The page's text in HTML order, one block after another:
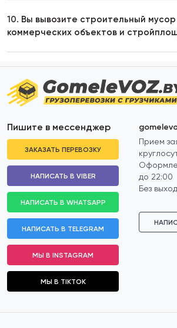
10. Вы вывозите строительный мусор
коммерческих объектов и
Пишите в мессенджер
ЗАКАЗАТЬ ПЕРЕВОЗКУ
НАПИСАТЬ В VIBER
НАПИСАТЬ В WHATSAPP
НАПИСАТЬ В TELEGRAM
МЫ В INSTAGRAM
МЫ В TIKTOK
Прием
до 22:00
Без